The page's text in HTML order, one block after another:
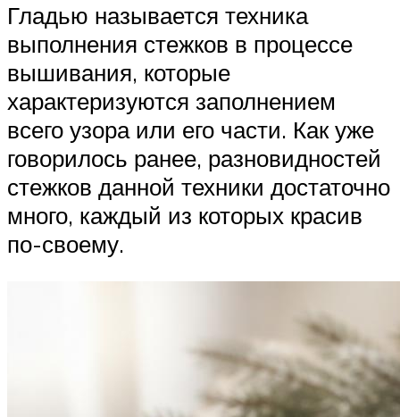
Гладью называется техника
выполнения стежков в процессе
вышивания, которые
характеризуются заполнением
всего узора или его части. Как уже
говорилось ранее, разновидностей
стежков данной техники достаточно
много, каждый из которых красив
по-своему.